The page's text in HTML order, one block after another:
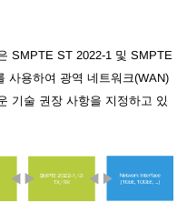
SMPTE ST 2022-1 및 SMPTE
사용하여 광역 네트워크(WAN)
기술 권장 사항을 지정하고 있